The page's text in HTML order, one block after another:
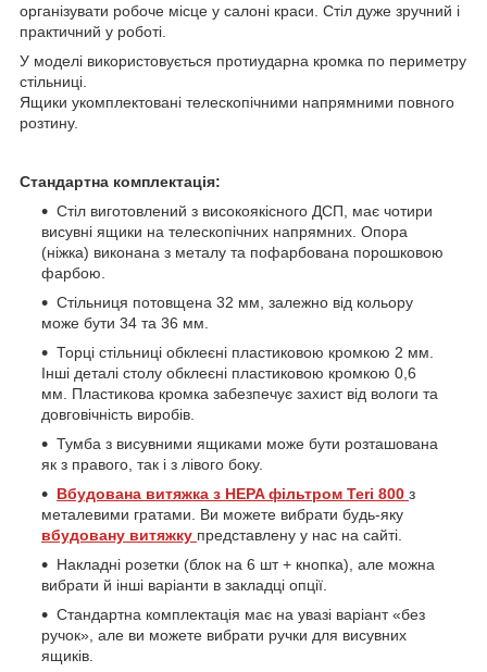
організувати робоче місце у салоні краси. Стіл дуже зручний і
практичний у роботі.
У моделі використовується протиударна кромка по периметру
стільниці.
Ящики укомплектовані телескопічними напрямними повного
розтину.
Стандартна комплектація:
Стіл виготовлений з високоякісного ДСП, має чотири
висувні ящики на телескопічних напрямних. Опора
(ніжка) виконана з металу та пофарбована порошковою
фарбою.
Стільниця потовщена 32 мм, залежно від кольору
може бути 34 та 36 мм.
Торці стільниці обклеєні пластиковою кромкою 2 мм.
Інші деталі столу обклеєні пластиковою кромкою 0,6
мм. Пластикова кромка забезпечує захист від вологи та
довговічність виробів.
Тумба з висувними ящиками може бути розташована
як з правого, так і з лівого боку.
Вбудована витяжка з HEPA фільтром Teri 800 з
металевими гратами. Ви можете вибрати будь-яку
вбудовану витяжку представлену у нас на сайті.
Накладні розетки (блок на 6 шт + кнопка), але можна
вибрати й інші варіанти в закладці опції.
Стандартна комплектація має на увазі варіант «без
ручок», але ви можете вибрати ручки для висувних
ящиків.